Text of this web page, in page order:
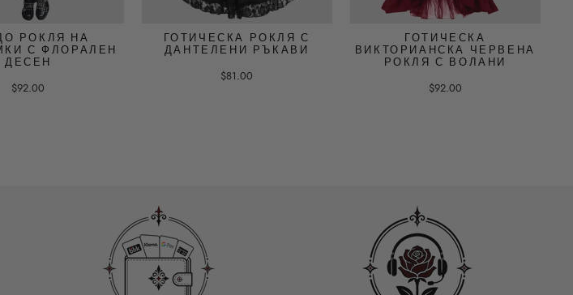
РОКЛЯ НА
С ФЛОРАЛЕН
ДЕСЕН
$92.00
ГОТИЧЕСКА РОКЛЯ С
ДАНТЕЛЕНИ РЪКАВИ
$81.00
ГОТИЧЕСКА
ВИКТОРИАНСКА ЧЕРВЕНА
РОКЛЯ С ВОЛАНИ
$92.00